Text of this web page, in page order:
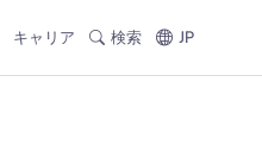
キャリア 検索 JP